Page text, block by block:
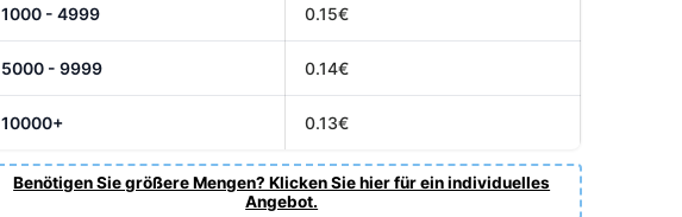
1000 - 4999 0.15€
5000 - 9999 0.14€
10000+ 0.13€
Benötigen Sie größere Mengen? Klicken Sie hier für ein individuelles
Angebot.